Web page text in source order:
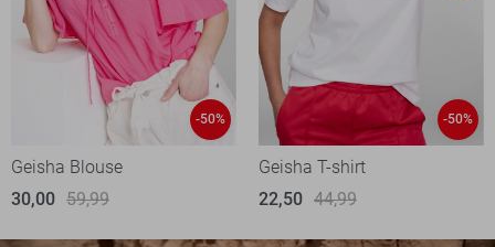
-50%
Geisha Blouse
30,00 59,99
-50%
Geisha T-shirt
22,50 44,99